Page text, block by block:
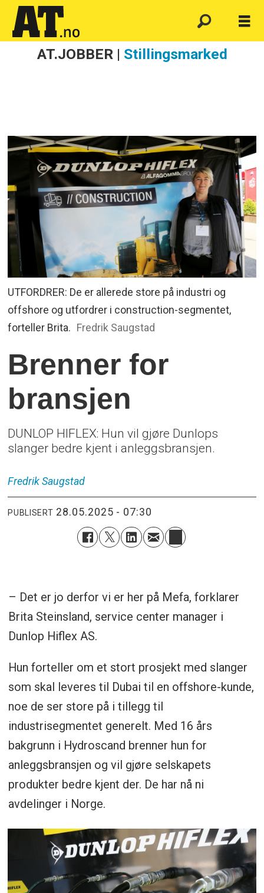
AT.JOBBER | Stillingsmarked
UTFORDRER: De er allerede store på industri og
offshore og utfordrer i construction-segmentet,
forteller Brita. Fredrik Saugstad
Brenner for
bransjen
DUNLOP HIFLEX: Hun vil gjøre Dunlops
slanger bedre kjent i anleggsbransjen.
Fredrik Saugstad
PUBLISERT 28.05.2025 - 07:30
– Det er jo derfor vi er her på Mefa, forklarer
Brita Steinsland, service center manager i
Dunlop Hiflex AS.
Hun forteller om et stort prosjekt med slanger
som skal leveres til Dubai til en offshore-kunde,
noe de ser store på i tillegg til
industrisegmentet generelt. Med 16 års
bakgrunn i Hydroscand brenner hun for
anleggsbransjen og vil gjøre selskapets
produkter bedre kjent der. De har nå ni
avdelinger i Norge.